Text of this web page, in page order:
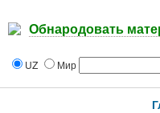
Обнародовать
UZ Мир